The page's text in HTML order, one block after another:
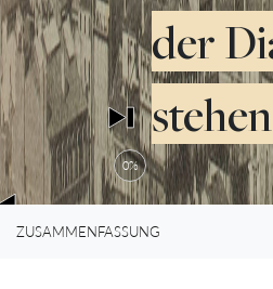
0%
der
ZUSAMMENFASSUNG